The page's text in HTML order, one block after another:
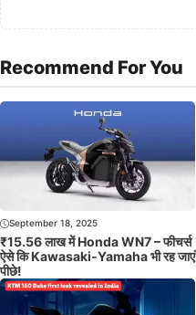
Recommend For You
September 18, 2025
₹15.56 लाख में Honda WN7 – फीचर्स
ऐसे कि Kawasaki-Yamaha भी रह जाएं
पीछे!